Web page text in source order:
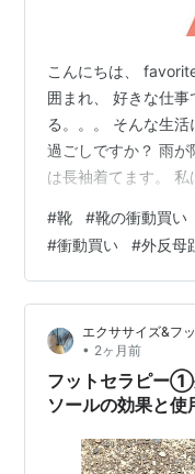
こんにちは、
囲まれ、 好きな仕
る。。。 そんな生
過ごしですか？ 雨
は長袖着てます。 私
す。 それなのについ
国製だと分かってた
来て 数回見にいっ
が 治るような映像
た。罠だよね。。 治
#靴 #靴の衝動買い
#衝動買い #外反母
エクササイズ&フ
• 2ヶ月前
フットセラピー①
ソールの効果と使